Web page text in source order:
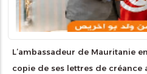
L’ambassadeur de Mauritanie
copie de ses lettres de créance